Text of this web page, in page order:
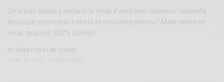
On a bien bossé pendant ce mois d’août bien pluvieux : nouvelle
boutique, nouveaux t-shirts et nouvelles photos ! Mais rassurez-
vous, toujours 100% Combi !
BY SÉBASTIEN | BE COMBI